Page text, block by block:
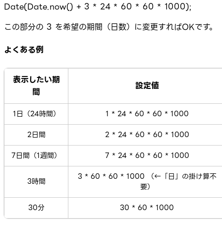
Date(Date.now() + 3 * 24 * 60 * 60 * 1000);
この部分の 3 を希望の期間（日数）に変更すればOKです。
よくある例
表示したい期
間
設定値
1日（24時間）
1 * 24 * 60 * 60 * 1000
2日間
2 * 24 * 60 * 60 * 1000
7日間（1週間）
7 * 24 * 60 * 60 * 1000
3時間
3 * 60 * 60 * 1000 （←「日」の掛け算不
要）
30分
30 * 60 * 1000